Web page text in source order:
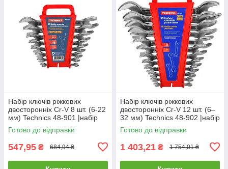
Набір ключів ріжкових
двосторонніх Cr-V 8 шт. (6-22
мм) Technics 48-901 |набір
інструментів Набор ключей
рожковых двухсторонних
Готово до відправки
547,95 ₴ 684,94 ₴
Набір ключів ріжкових
двосторонніх Cr-V 12 шт. (6–
32 мм) Technics 48-902 |набір
інструментів Набор ключей
рожковых двухсторонних
Готово до відправки
1 403,21 ₴ 1 754,01 ₴